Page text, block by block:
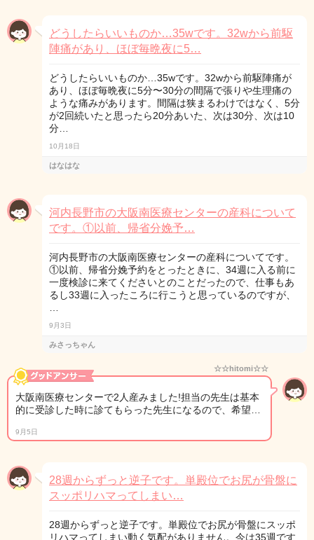
どうしたらいいものか…35wです。32wから前駆
陣痛があり、ほぼ毎晩夜に5…
どうしたらいいものか…35wです。32wから前駆陣痛が
あり、ほぼ毎晩夜に5分〜30分の間隔で張りや生理痛の
ような痛みがあります。間隔は狭まるわけではなく、5分
が2回続いたと思ったら20分あいた、次は30分、次は10
分…
10月18日
はなはな
河内長野市の大阪南医療センターの産科について
です。①以前、帰省分娩予…
河内長野市の大阪南医療センターの産科についてです。
①以前、帰省分娩予約をとったときに、34週に入る前に
一度検診に来てくださいとのことだったので、仕事もあ
るし33週に入ったころに行こうと思っているのですが、
9月3日
みさっちゃん
☆☆hitomi☆☆
大阪南医療センターで2人産みました!担当の先生は基本
的に受診した時に診てもらった先生になるので、希望…
9月5日
28週からずっと逆子です。単殿位でお尻が骨盤に
スッポリハマってしまい…
28週からずっと逆子です。単殿位でお尻が骨盤にスッポ
リハマってしまい動く気配がありません。今は35週です